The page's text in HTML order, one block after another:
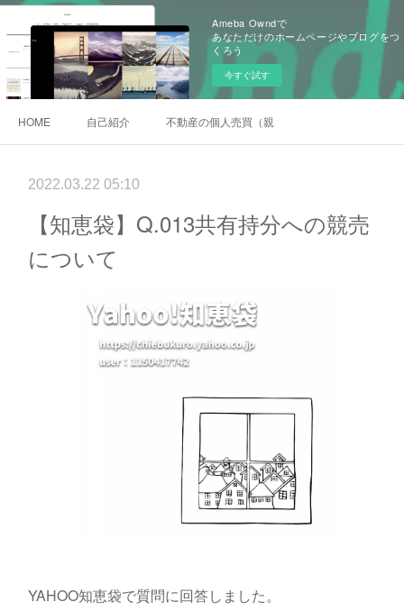
Ameba Owndで
あなただけのホームページやブログをつ
くろう
今すぐ試す
HOME 自己紹介 不動産の個人売買（親族間売買）
2022.03.22 05:10
【知恵袋】Q.013共有持分への競売
について
YAHOO知恵袋で質問に回答しました。